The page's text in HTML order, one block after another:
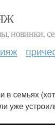
новинки,
в семьях
уже